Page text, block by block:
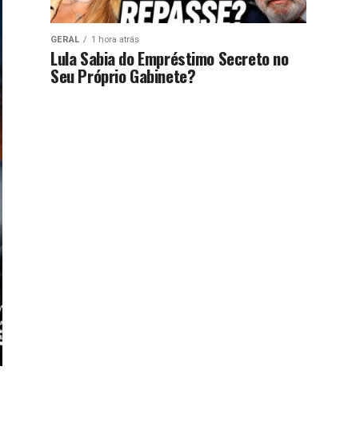
GERAL 1 hora atrás
Lula Sabia do Empréstimo Secreto no
Seu Próprio Gabinete?